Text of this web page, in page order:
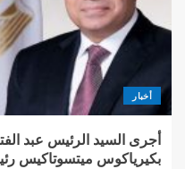
أخبار
أجرى السيد الرئيس عبد
بكيرياكوس ميتسوتاكيس